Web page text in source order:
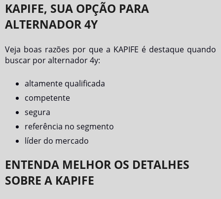
KAPIFE, SUA OPÇÃO PARA
ALTERNADOR 4Y
Veja boas razões por que a KAPIFE é destaque quando
buscar poralternador 4y:
altamente qualificada
competente
segura
referência no segmento
líder do mercado
ENTENDA MELHOR OS DETALHES
SOBRE A KAPIFE